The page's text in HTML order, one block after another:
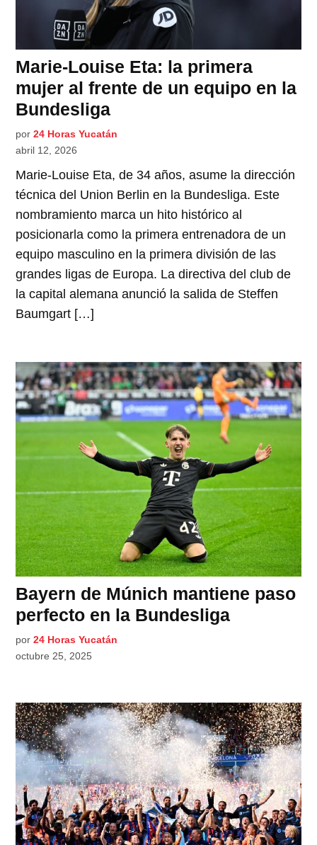
Marie-Louise Eta: la primera
mujer al frente de un equipo en la
Bundesliga
por 24 Horas Yucatán
abril 12, 2026
Marie-Louise Eta, de 34 años, asume la dirección
técnica del Union Berlin en la Bundesliga. Este
nombramiento marca un hito histórico al
posicionarla como la primera entrenadora de un
equipo masculino en la primera división de las
grandes ligas de Europa. La directiva del club de
la capital alemana anunció la salida de Steffen
Baumgart […]
Bayern de Múnich mantiene paso
perfecto en la Bundesliga
por 24 Horas Yucatán
octubre 25, 2025